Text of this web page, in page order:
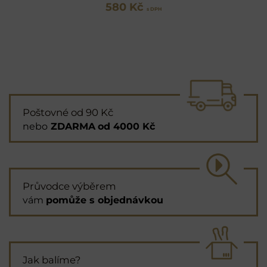
580 Kč s DPH
Poštovné od 90 Kč
nebo ZDARMA od 4000 Kč
Průvodce výběrem
vám pomůže s objednávkou
Jak balíme?